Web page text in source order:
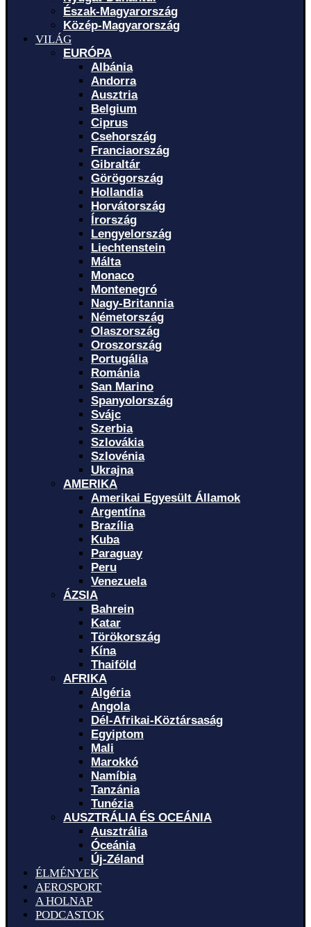
Észak-Magyarország
Közép-Magyarország
VILÁG
EURÓPA
Albánia
Andorra
Ausztria
Belgium
Ciprus
Csehország
Franciaország
Gibraltár
Görögország
Hollandia
Horvátország
Írország
Lengyelország
Liechtenstein
Málta
Monaco
Montenegró
Nagy-Britannia
Németország
Olaszország
Oroszország
Portugália
Románia
San Marino
Spanyolország
Svájc
Szerbia
Szlovákia
Szlovénia
Ukrajna
AMERIKA
Amerikai Egyesült Államok
Argentína
Brazília
Kuba
Paraguay
Peru
Venezuela
ÁZSIA
Bahrein
Katar
Törökország
Kína
Thaiföld
AFRIKA
Algéria
Angola
Dél-Afrikai-Köztársaság
Egyiptom
Mali
Marokkó
Namíbia
Tanzánia
Tunézia
AUSZTRÁLIA ÉS OCEÁNIA
Ausztrália
Óceánia
Új-Zéland
ÉLMÉNYEK
AEROSPORT
A HOLNAP
PODCASTOK